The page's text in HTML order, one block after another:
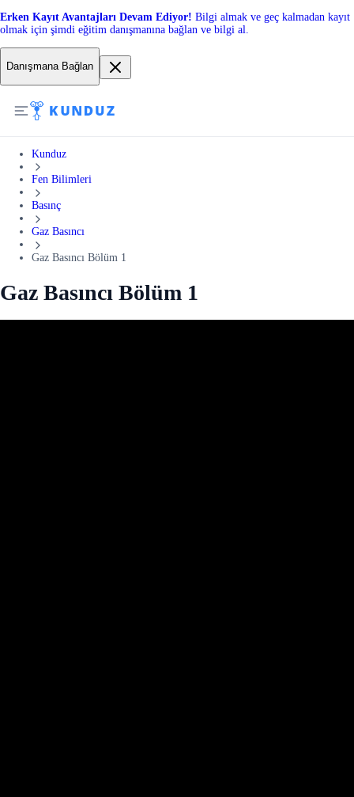
Erken Kayıt Avantajları Devam Ediyor! Bilgi almak ve geç kalmadan kayıt
olmak için şimdi eğitim danışmanına bağlan ve bilgi al.
Danışmana Bağlan
Kunduz
Fen Bilimleri
Basınç
Gaz Basıncı
Gaz Basıncı Bölüm 1
Gaz Basıncı Bölüm 1